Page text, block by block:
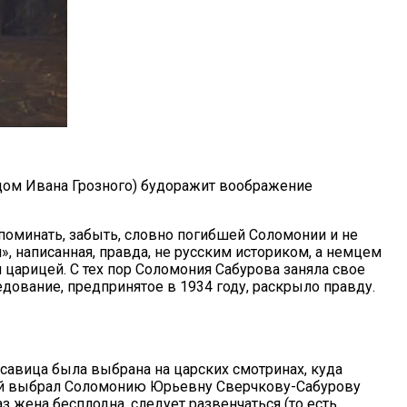
Ивана Грозного) будоражит воображение
забыть, словно погибшей Соломонии и не
написанная, правда, не русским историком, а немцем
С тех пор Соломония Сабурова заняла свое
предпринятое в 1934 году, раскрыло правду.
была выбрана на царских смотринах, куда
выбрал Соломонию Юрьевну Сверчкову-Сабурову
бесплодна, следует развенчаться (то есть